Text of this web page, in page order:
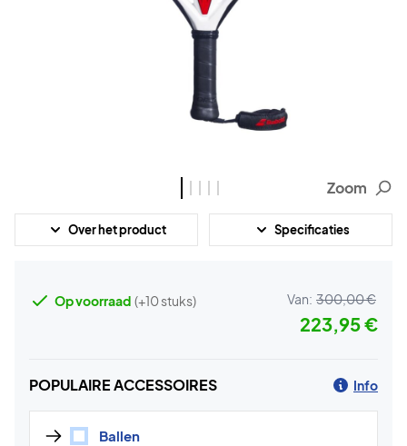
Zoom
Over het product Specificaties
Op voorraad (+10 stuks) Van: 300,00 €
223,95 €
POPULAIRE ACCESSOIRES Info
Ballen